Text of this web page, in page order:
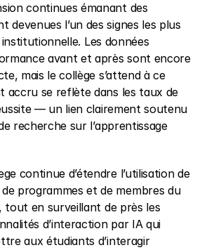
continues émanant des
devenues l’un des signes les plus
Les données
avant et après sont encore
mais le collège s’attend à ce
accru se reflète dans les taux de
— un lien clairement soutenu
recherche sur l’apprentissage
continue d’étendre l’utilisation de
programmes et de membres du
tout en surveillant de près les
d’interaction par IA qui
aux étudiants d’interagir